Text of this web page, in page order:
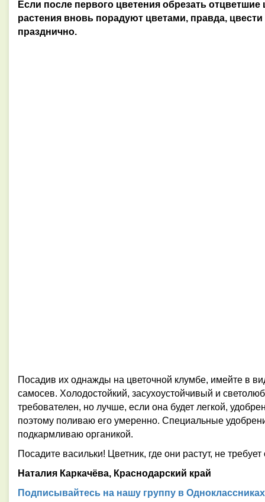
Если после первого цветения обрезать
растения вновь порадуют цветами, правда, цвести
празднично.
Посадив их однажды на цветочной клумбе, имейте в
самосев. Холодостойкий, засухоустойчивый и
требователен, но лучше, если она будет легкой,
поэтому поливаю его умеренно. Специальные
подкармливаю органикой.
Посадите васильки! Цветник, где они растут, не
Наталия Каркачёва, Краснодарский край
Подписывайтесь на нашу группу в Одноклассниках